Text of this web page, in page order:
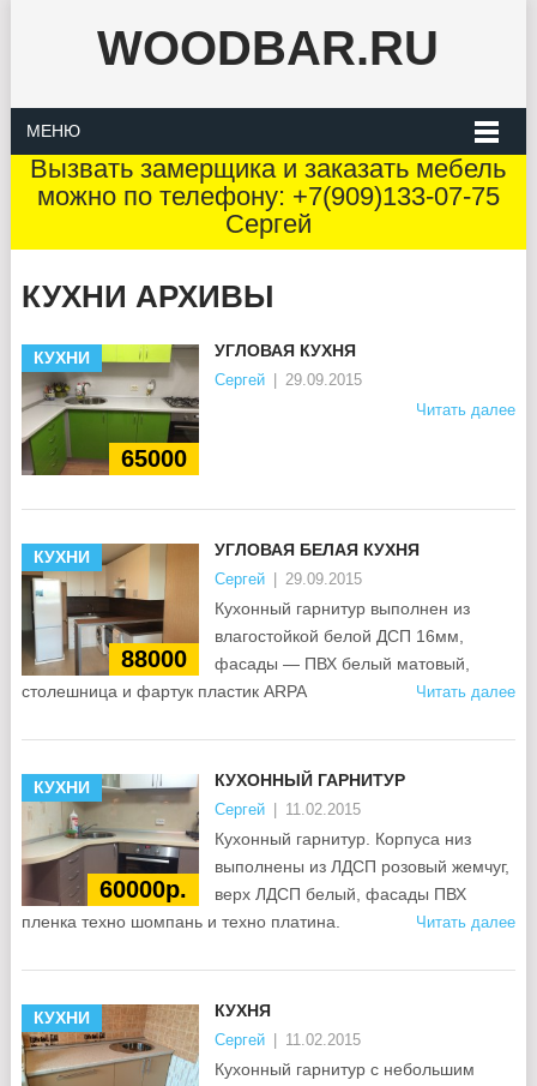
WOODBAR.RU
МЕНЮ
Вызвать замерщика и заказать мебель
можно по телефону: +7(909)133-07-75
Сергей
КУХНИ АРХИВЫ
КУХНИ
65000
УГЛОВАЯ КУХНЯ
Сергей
29.09.2015
Читать далее
КУХНИ
88000
УГЛОВАЯ БЕЛАЯ КУХНЯ
Сергей 29.09.2015
Кухонный гарнитур выполнен из
влагостойкой белой ДСП 16мм,
фасады — ПВХ белый матовый,
столешница и фартук пластик ARPA
Читать далее
КУХНИ
60000р.
КУХОННЫЙ ГАРНИТУР
Сергей 11.02.2015
Кухонный гарнитур. Корпуса низ
выполнены из ЛДСП розовый жемчуг,
верх ЛДСП белый, фасады ПВХ
пленка техно шомпань и техно платина.
Читать далее
КУХНИ КУХНЯ
Сергей 11.02.2015
Кухонный гарнитур с небольшим